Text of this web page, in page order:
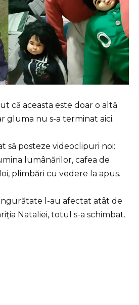
că aceasta este doar o altă
gluma nu s-a terminat aici.
să posteze videoclipuri noi:
lumânărilor, cafea de
plimbări cu vedere la apus.
l-au afectat atât de
Nataliei, totul s-a schimbat.